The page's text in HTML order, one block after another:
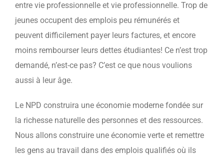
entre vie professionnelle et vie professionnelle. Trop de
jeunes occupent des emplois peu rémunérés et
peuvent difficilement payer leurs factures, et encore
moins rembourser leurs dettes étudiantes! Ce n’est trop
demandé, n’est-ce pas? C’est ce que nous voulions
aussi à leur âge.
Le NPD construira une économie moderne fondée sur
la richesse naturelle des personnes et des ressources.
Nous allons construire une économie verte et remettre
les gens au travail dans des emplois qualifiés où ils